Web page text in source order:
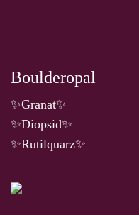
Boulderopal
✨Granat✨
✨Diopsid✨
✨Rutilquarz✨